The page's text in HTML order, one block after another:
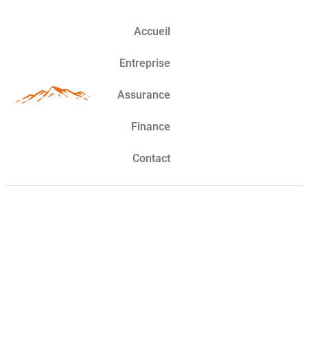
Accueil
Entreprise
Assurance
Finance
Contact